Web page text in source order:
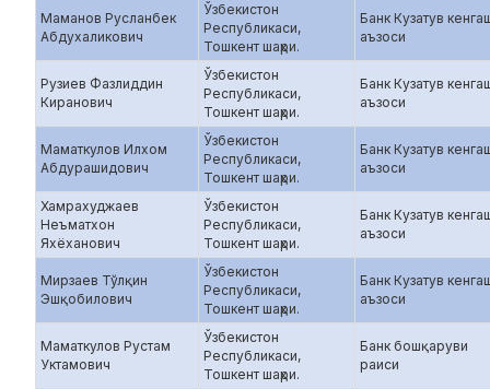
Маманов Русланбек
Абдухаликович
Ўзбекистон
Республикаси,
Тошкент шаҳри.
Банк Кузатув
аъзоси
Рузиев Фазлиддин
Киранович
Ўзбекистон
Республикаси,
Тошкент шаҳри.
Банк Кузатув
аъзоси
Маматкулов Илхом
Абдурашидович
Ўзбекистон
Республикаси,
Тошкент шаҳри.
Банк Кузатув
аъзоси
Хамрахуджаев
Неъматхон
Яхёханович
Ўзбекистон
Республикаси,
Тошкент шаҳри.
Банк Кузатув
аъзоси
Мирзаев Тўлқин
Эшқобилович
Ўзбекистон
Республикаси,
Тошкент шаҳри.
Банк Кузатув
аъзоси
Маматкулов Рустам
Уктамович
Ўзбекистон
Республикаси,
Тошкент шаҳри.
Банк бошқаруви
раиси